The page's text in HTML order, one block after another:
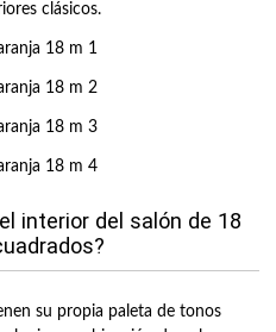
clásicos.
interior del salón de 18
su propia paleta de tonos